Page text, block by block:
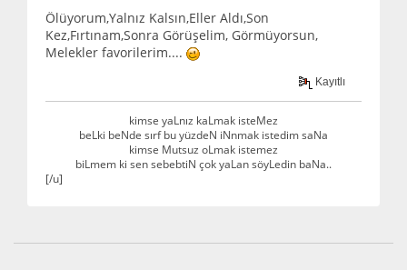
Ölüyorum,Yalnız Kalsın,Eller Aldı,Son
Kez,Fırtınam,Sonra Görüşelim, Görmüyorsun,
Melekler favorilerim....
Kayıtlı
kimse yaLnız kaLmak isteMez
beLki beNde sırf bu yüzdeN iNnmak istedim saNa
kimse Mutsuz oLmak istemez
biLmem ki sen sebebtiN çok yaLan söyLedin baNa..
[/u]